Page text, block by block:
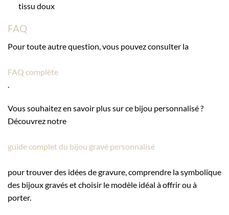
tissu doux
FAQ
Pour toute autre question, vous pouvez consulter la
FAQ complète
.
Vous souhaitez en savoir plus sur ce bijou personnalisé ?
Découvrez notre
guide complet du bijou gravé personnalisé
pour trouver des idées de gravure, comprendre la symbolique
des bijoux gravés et choisir le modèle idéal à offrir ou à
porter.